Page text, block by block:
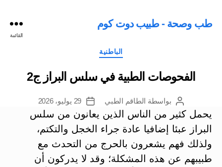
طب وصحة - طبيب دوت كوم
القائمة
التصنيفات
الباطنية
الفحوصات الطبية في سلس البراز ج2
كاتب
المقالة
بواسطة الطاقم الطبي
تاريخ
المقالة
29 يوليو، 2026
يحمل كثير من الناس الذين يعانون من سلس
البراز عبئا إضافيا عادة جراء الخجل والتكتم،
ولذلك فهم يشعرون بالحرج من التحدث مع
طبيبهم عن هذه المشكلة؛ وقد لا يدركون أن